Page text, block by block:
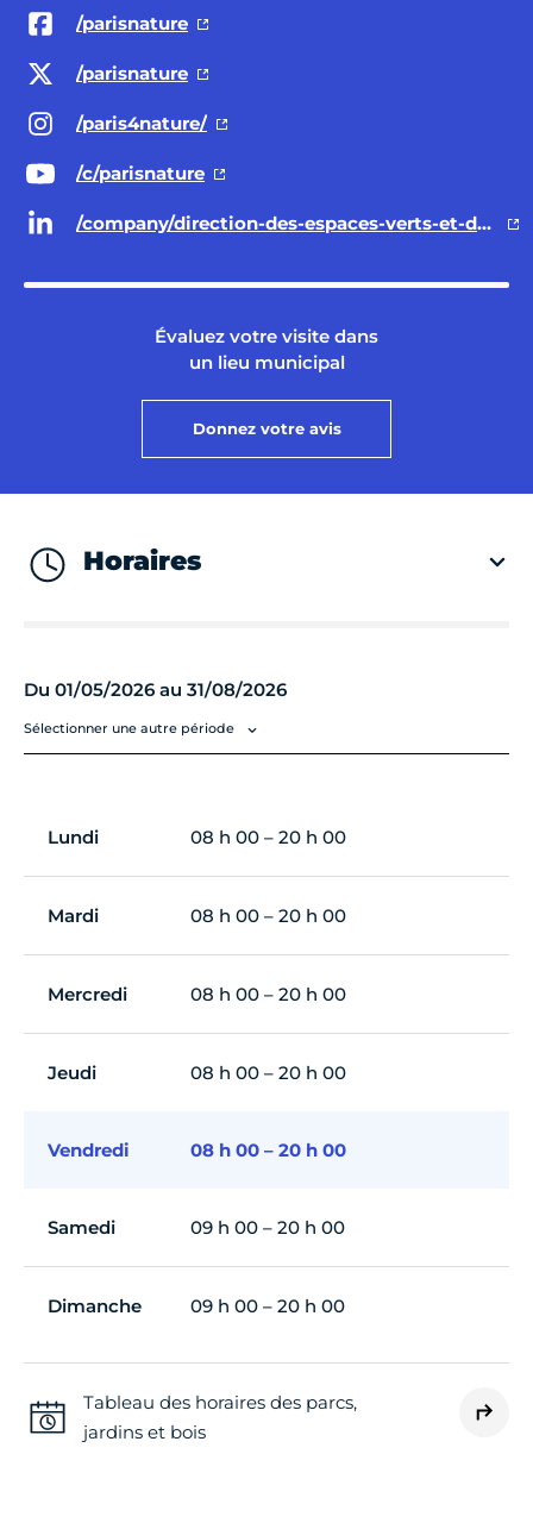
/parisnature
/parisnature
/paris4nature/
/c/parisnature
/company/direction-des-espaces-verts-et-de-l-environnement-ville-de-paris/
Évaluez votre visite dans
un lieu municipal
Donnez votre avis
Horaires
Du 01/05/2026 au 31/08/2026
Sélectionner une autre période
Lundi 08 h 00 – 20 h 00
Mardi 08 h 00 – 20 h 00
Mercredi 08 h 00 – 20 h 00
Jeudi 08 h 00 – 20 h 00
Vendredi 08 h 00 – 20 h 00
Samedi 09 h 00 – 20 h 00
Dimanche 09 h 00 – 20 h 00
Tableau des horaires des parcs,
jardins et bois